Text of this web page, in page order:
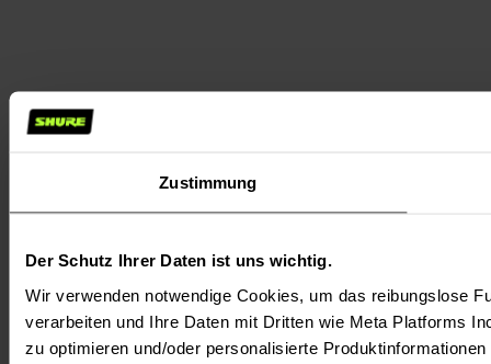
Zustimmung
Der Schutz Ihrer Daten ist uns wichtig.
Wir verwenden notwendige Cookies, um das reibungslose
verarbeiten und Ihre Daten mit Dritten wie Meta Platforms
zu optimieren und/oder personalisierte